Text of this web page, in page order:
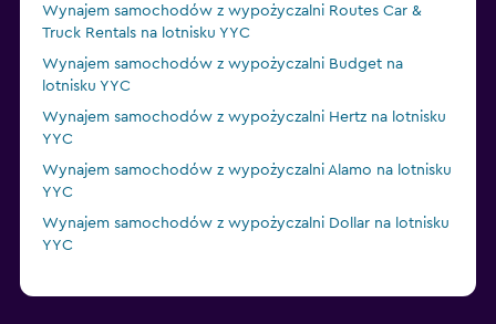
Wynajem samochodów z wypożyczalni Routes Car &
Truck Rentals na lotnisku YYC
Wynajem samochodów z wypożyczalni Budget na
lotnisku YYC
Wynajem samochodów z wypożyczalni Hertz na lotnisku
YYC
Wynajem samochodów z wypożyczalni Alamo na lotnisku
YYC
Wynajem samochodów z wypożyczalni Dollar na lotnisku
YYC